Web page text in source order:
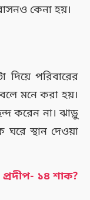
কেনা হয়।
দিয়ে পরিবারের
মনে করা হয়।
করেন না। ঝাড়ু
ঘরে স্থান দেওয়া
১৪ শাক?